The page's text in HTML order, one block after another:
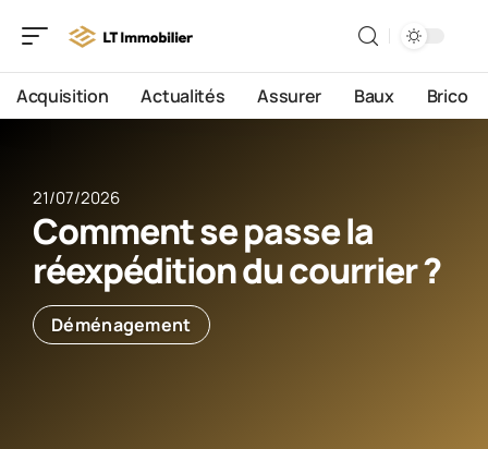
Acquisition Actualités Assurer Baux Brico
21/07/2026
Comment se passe la
réexpédition du courrier ?
Déménagement